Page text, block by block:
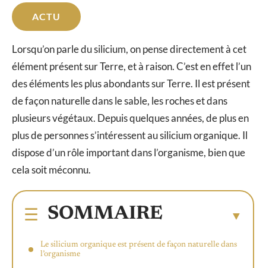
ACTU
Lorsqu’on parle du silicium, on pense directement à cet
élément présent sur Terre, et à raison. C’est en effet l’un
des éléments les plus abondants sur Terre. Il est présent
de façon naturelle dans le sable, les roches et dans
plusieurs végétaux. Depuis quelques années, de plus en
plus de personnes s’intéressent au silicium organique. Il
dispose d’un rôle important dans l’organisme, bien que
cela soit méconnu.
SOMMAIRE
Le silicium organique est présent de façon naturelle dans
l’organisme